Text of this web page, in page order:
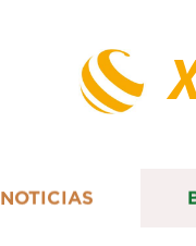
NOTICIAS